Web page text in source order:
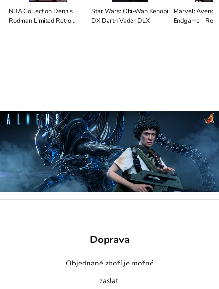
NBA Collection Dennis
Rodman Limited Retro
Star Wars: Obi-Wan Kenobi
DX Darth Vader DLX
Marvel:
Endgame -
Doprava
Objednané zboží je možné
zaslat